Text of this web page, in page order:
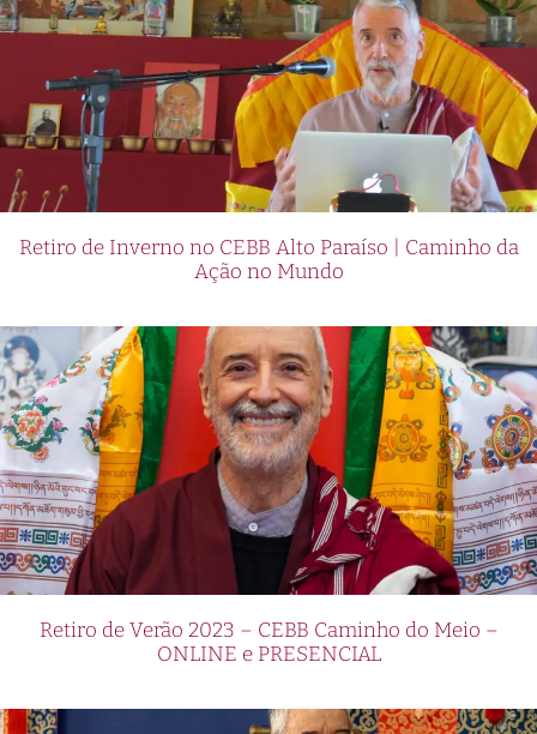
Retiro de Inverno no CEBB Alto Paraíso | Caminho da
Ação no Mundo
Retiro de Verão 2023 – CEBB Caminho do Meio –
ONLINE e PRESENCIAL